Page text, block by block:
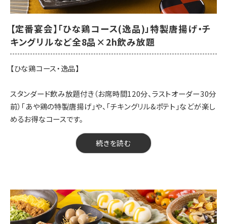
【ご利用条件】
・おひとり様２料理オーダー制
・金・土・祝前日利用不可
・90分L.O.お席120分制
※対象メニュー以外のドリンクは通常価格となります。
【開催期間】2026年6月10日～
【来店時間】16時00分～23時15分
【予約期限】当日（22時までにご予約ください）
※ご利用条件：おひとり様２料理オーダー制/金・土・祝前日利用
【定番宴会】「ひな鶏コース(逸品)」特製唐揚げ・チ
キングリルなど全8品×2h飲み放題
【ひな鶏コース・逸品】
スタンダード飲み放題付き（お席時間120分、ラストオーダー30分
前）「あや鶏の特製唐揚げ」や、「チキングリル&ポテト」などが楽し
めるお得なコースです。
続きを読む
【料金】3500円（税込）
【飲み放題】有 約60品以上
【コース内容】